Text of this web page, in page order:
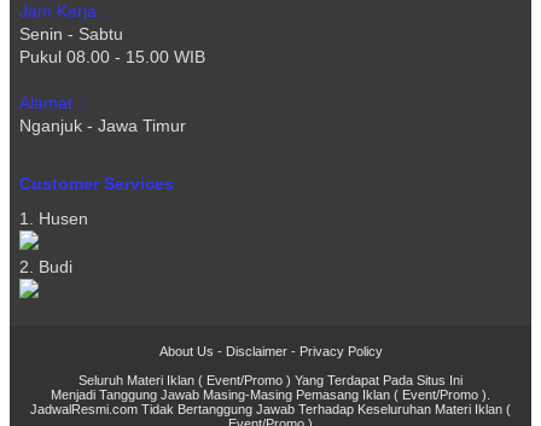
Jam Kerja :
Senin - Sabtu
Pukul 08.00 - 15.00 WIB
Alamat :
Nganjuk - Jawa Timur
Customer Services
1. Husen
2. Budi
About Us - Disclaimer- Privacy Policy
Seluruh Materi Iklan ( Event/Promo ) Yang Terdapat Pada Situs Ini
Menjadi Tanggung Jawab Masing-Masing Pemasang Iklan ( Event/Promo ).
JadwalResmi.com Tidak Bertanggung Jawab Terhadap Keseluruhan Materi Iklan (